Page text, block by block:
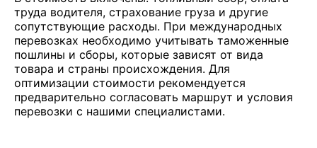
труда водителя, страхование груза и другие
сопутствующие расходы. При международных
перевозках необходимо учитывать таможенные
пошлины и сборы, которые зависят от вида
товара и страны происхождения. Для
оптимизации стоимости рекомендуется
предварительно согласовать маршрут и условия
перевозки с нашими специалистами.